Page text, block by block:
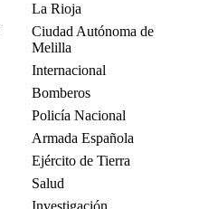
La Rioja
Ciudad Autónoma de
Melilla
Internacional
Bomberos
Policía Nacional
Armada Española
Ejército de Tierra
Salud
Investigación